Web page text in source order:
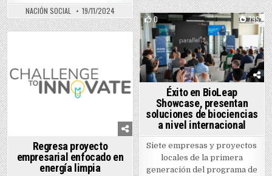
NACIÓN SOCIAL 19/11/2024
0 795
Posted in
Éxito en BioLeap
Showcase, presentan
soluciones de biociencias
a nivel internacional
Siete empresas y proyectos
locales de la primera
generación del programa de
Regresa proyecto
empresarial enfocado en
energía limpia